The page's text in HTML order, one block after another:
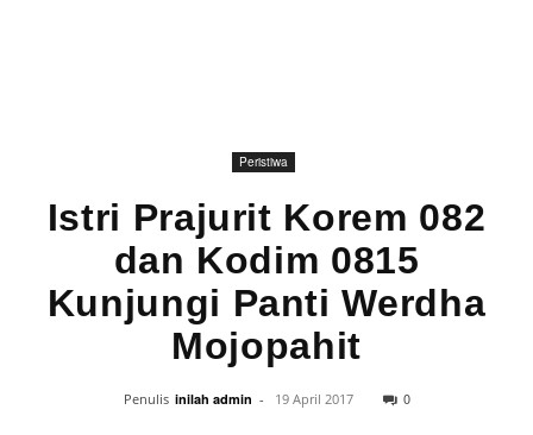
Peristiwa
Istri Prajurit Korem 082
dan Kodim 0815
Kunjungi Panti Werdha
Mojopahit
Penulis inilah admin - 19 April 2017 0